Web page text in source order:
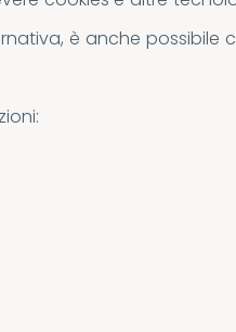
è anche possibile